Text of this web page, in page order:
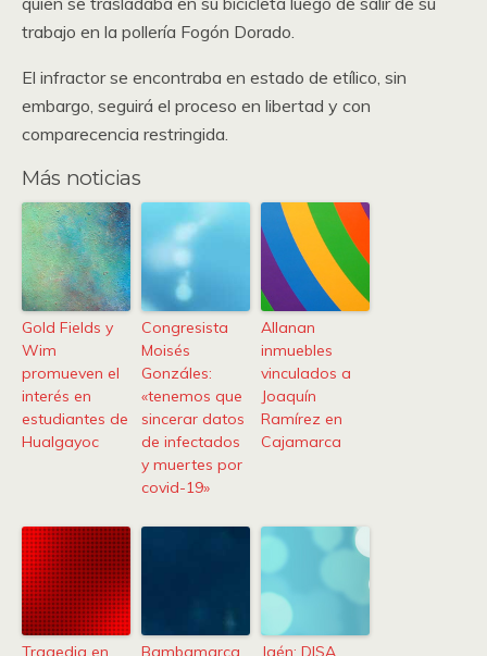
trabajo en la pollería Fogón Dorado.
El infractor se encontraba en estado de etílico, sin
embargo, seguirá el proceso en libertad y con
comparecencia restringida.
Más noticias
Gold Fields y
Wim
promueven el
interés en
estudiantes de
Hualgayoc
Congresista
Moisés
Gonzáles:
«tenemos que
sincerar datos
de infectados
y muertes por
covid-19»
Allanan
inmuebles
vinculados a
Joaquín
Ramírez en
Cajamarca
Tragedia en
Bambamarca
Jaén: DISA